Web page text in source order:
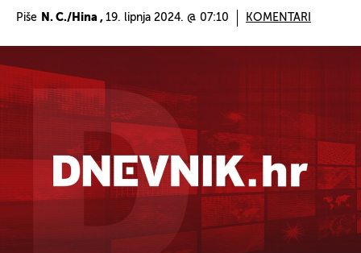
Piše N. C./Hina , 19. lipnja 2024. @ 07:10 KOMENTARI